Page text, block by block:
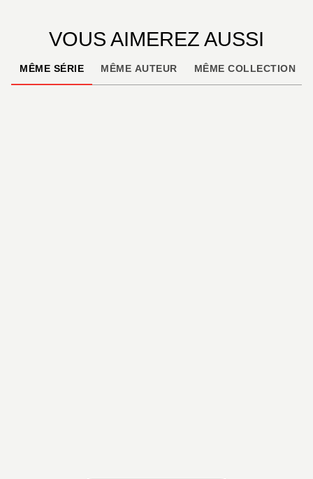
VOUS AIMEREZ AUSSI
MÊME SÉRIE MÊME AUTEUR MÊME COLLECTION